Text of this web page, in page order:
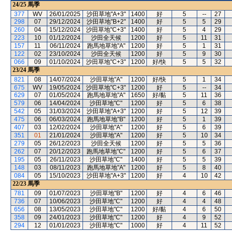
24/25 馬季
377
WV 26/01/2025 沙田草地"A+3" 1400 好 5 -- 27
298
07 29/12/2024 沙田草地"B+2" 1400 好 5 5 29
260
04 15/12/2024 沙田草地"C+3" 1400 好 5 4 29
223
10 01/12/2024 沙田全天候 1200 好 5 11 31
157
11 06/11/2024 跑馬地草地"A" 1200 好 5 1 31
122
02 23/10/2024 沙田全天候 1200 好 5 9 30
066
09 01/10/2024 沙田草地"C+3" 1200 好/快 5 5 32
23/24 馬季
821
08 14/07/2024 沙田草地"A" 1200 好/快 5 1 34
675
WV 19/05/2024 沙田草地"C+3" 1200 好 5 -- 34
629
07 01/05/2024 跑馬地草地"A" 1650 好/黏 5 11 36
579
06 14/04/2024 沙田草地"C" 1200 好 5 6 38
542
05 31/03/2024 沙田草地"A+3" 1200 好 5 12 39
475
06 06/03/2024 跑馬地草地"B" 1200 好 5 1 39
407
03 12/02/2024 沙田草地"A" 1200 好 5 6 39
351
01 21/01/2024 沙田草地"A" 1200 好 5 10 34
279
05 26/12/2023 沙田全天候 1200 好 5 5 36
262
07 20/12/2023 跑馬地草地"C" 1200 好 5 6 37
195
05 26/11/2023 沙田草地"C" 1400 好 5 5 39
148
03 08/11/2023 跑馬地草地"A" 1200 好 5 8 40
084
05 15/10/2023 沙田草地"A+3" 1200 好 4 10 42
22/23 馬季
781
09 01/07/2023 沙田草地"B" 1200 好 4 6 46
736
07 10/06/2023 沙田草地"C" 1200 好 4 4 48
656
08 13/05/2023 沙田草地"C" 1200 好/黏 4 6 50
358
09 24/01/2023 沙田草地"C" 1200 好 4 9 52
294
12 01/01/2023 沙田草地"C" 1000 好 4 11 52